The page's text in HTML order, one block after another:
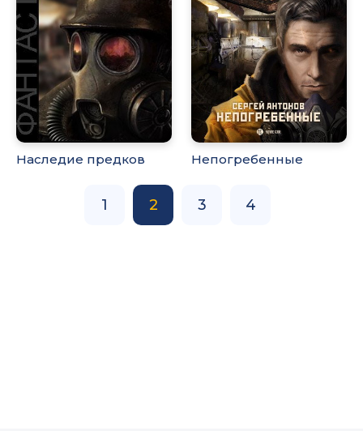
Наследие предков Непогребенные
1 2 3 4